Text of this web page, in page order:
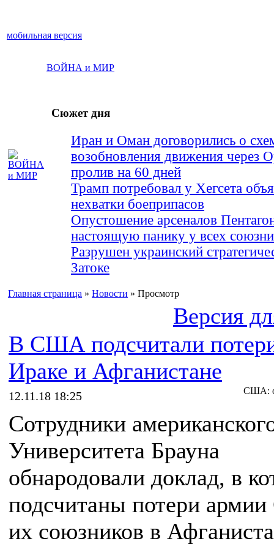
мобильная версия
ВОЙНА и МИР
Сюжет дня
Иран и Оман договорились о
возобновления движения через
пролив на 60 дней
Трамп потребовал у Хегсета
нехватки боеприпасов
Опустошение арсеналов
настоящую панику у всех
Разрушен украинский
Затоке
Главная страница » Новости » Просмотр
Версия
В США подсчитали
Ираке и Афганистане
12.11.18 18:25 США:
Сотрудники
Университета Брауна
обнародовали доклад, в
подсчитаны потери
их союзников в